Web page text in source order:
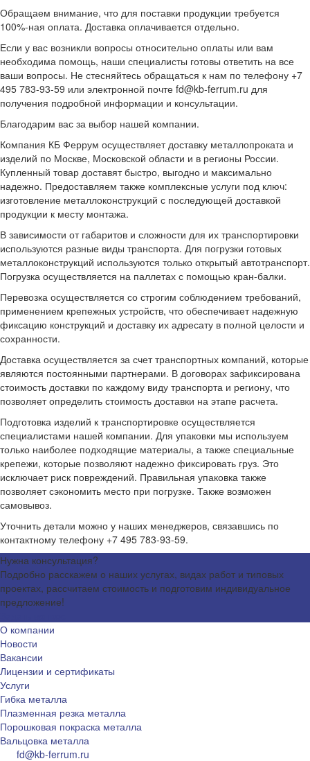
Обращаем внимание, что для поставки продукции требуется
100%-ная оплата. Доставка оплачивается отдельно.
Если у вас возникли вопросы относительно оплаты или вам
необходима помощь, наши специалисты готовы ответить на все
ваши вопросы. Не стесняйтесь обращаться к нам по телефону +7
495 783-93-59 или электронной почте fd@kb-ferrum.ru для
получения подробной информации и консультации.
Благодарим вас за выбор нашей компании.
Компания КБ Феррум осуществляет доставку металлопроката и
изделий по Москве, Московской области и в регионы России.
Купленный товар доставят быстро, выгодно и максимально
надежно. Предоставляем также комплексные услуги под ключ:
изготовление металлоконструкций с последующей доставкой
продукции к месту монтажа.
В зависимости от габаритов и сложности для их транспортировки
используются разные виды транспорта. Для погрузки готовых
металлоконструкций используются только открытый автотранспорт.
Погрузка осуществляется на паллетах с помощью кран-балки.
Перевозка осуществляется со строгим соблюдением требований,
применением крепежных устройств, что обеспечивает надежную
фиксацию конструкций и доставку их адресату в полной целости и
сохранности.
Доставка осуществляется за счет транспортных компаний, которые
являются постоянными партнерами. В договорах зафиксирована
стоимость доставки по каждому виду транспорта и региону, что
позволяет определить стоимость доставки на этапе расчета.
Подготовка изделий к транспортировке осуществляется
специалистами нашей компании. Для упаковки мы используем
только наиболее подходящие материалы, а также специальные
крепежи, которые позволяют надежно фиксировать груз. Это
исключает риск повреждений. Правильная упаковка также
позволяет сэкономить место при погрузке. Также возможен
самовывоз.
Уточнить детали можно у наших менеджеров, связавшись по
контактному телефону +7 495 783-93-59.
Нужна консультация?
Подробно расскажем о наших услугах, видах работ и типовых
проектах, рассчитаем стоимость и подготовим индивидуальное
предложение!
О компании
Новости
Вакансии
Лицензии и сертификаты
Услуги
Гибка металла
Плазменная резка металла
Порошковая покраска металла
Вальцовка металла
fd@kb-ferrum.ru